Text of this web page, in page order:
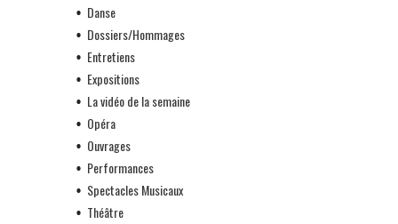
Danse
Dossiers/Hommages
Entretiens
Expositions
La vidéo de la semaine
Opéra
Ouvrages
Performances
Spectacles Musicaux
Théâtre